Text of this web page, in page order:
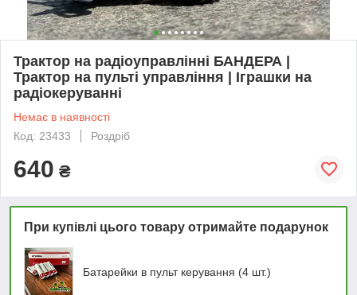
Трактор на радіоуправлінні БАНДЕРА |
Трактор на пульті управління | Іграшки на
радіокеруванні
Немає в наявності
Код: 23433
Роздріб
640 ₴
При купівлі цього товару отримайте подарунок
Батарейки в пульт керування (4 шт.)